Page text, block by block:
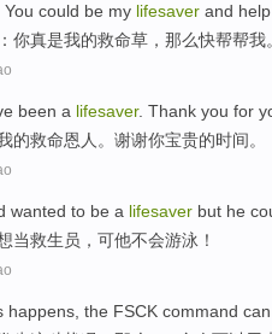
You could be my lifesaver and help
： 你真是我的救命草， 那么快帮帮我。
been a lifesaver. Thank you for
的救命恩人。 谢谢你宝贵的时间。
wanted to be a lifesaver but he
当救生员 ， 可他不会游泳 ！
happens the FSCK command can